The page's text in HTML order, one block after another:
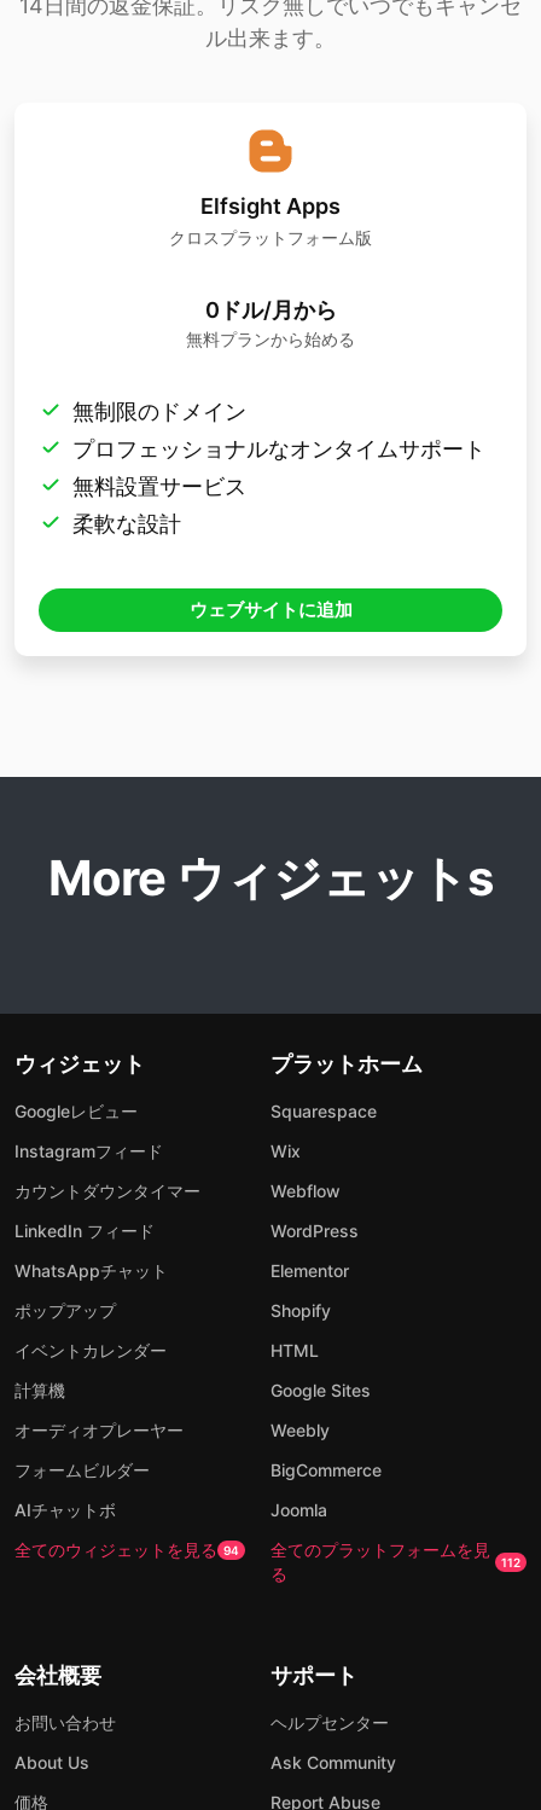
14日間の返金保証。リスク無しでいつでもキャンセ
ル出来ます。
Elfsight Apps
クロスプラットフォーム版
0ドル/月から
無料プランから始める
無制限のドメイン
プロフェッショナルなオンタイムサポート
無料設置サービス
柔軟な設計
ウェブサイトに追加
More ウィジェットs
ウィジェット
Googleレビュー
Instagramフィード
カウントダウンタイマー
LinkedIn フィード
WhatsAppチャット
ポップアップ
イベントカレンダー
計算機
オーディオプレーヤー
フォームビルダー
AIチャットボ
全てのウィジェットを見る 94
プラットホーム
Squarespace
Wix
Webflow
WordPress
Elementor
Shopify
HTML
Google Sites
Weebly
BigCommerce
Joomla
全てのプラットフォームを見
る
112
会社概要
お問い合わせ
About Us
価格
サポート
ヘルプセンター
Ask Community
Report Abuse